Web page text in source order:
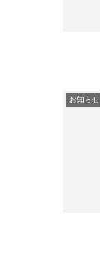
お知らせ